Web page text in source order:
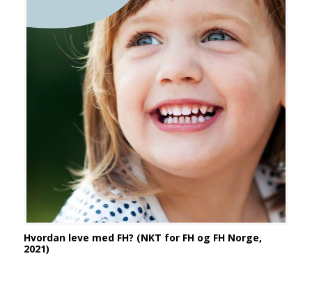
Hvordan leve med FH? (NKT for FH og FH Norge,
2021)